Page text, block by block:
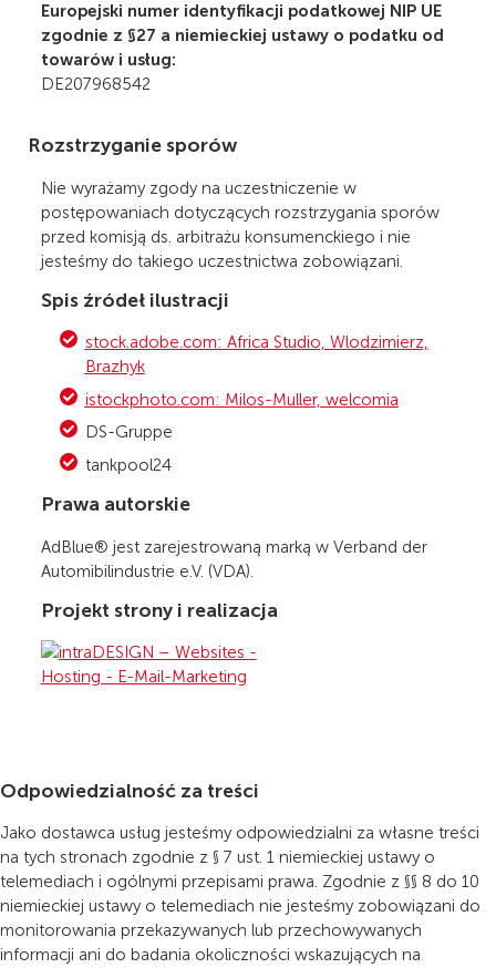
Europejski numer identyfikacji podatkowej NIP UE
zgodnie z §27 a niemieckiej ustawy o podatku od
towarów i usług:
DE207968542
Rozstrzyganie sporów
Nie wyrażamy zgody na uczestniczenie w
postępowaniach dotyczących rozstrzygania sporów
przed komisją ds. arbitrażu konsumenckiego i nie
jesteśmy do takiego uczestnictwa zobowiązani.
Spis źródeł ilustracji
stock.adobe.com: Africa Studio, Wlodzimierz,
Brazhyk
istockphoto.com: Milos-Muller, welcomia
DS-Gruppe
tankpool24
Prawa autorskie
AdBlue® jest zarejestrowaną marką w Verband der
Automibilindustrie e.V. (VDA).
Projekt strony i realizacja
Odpowiedzialność za treści
Jako dostawca usług jesteśmy odpowiedzialni za własne treści
na tych stronach zgodnie z § 7 ust. 1 niemieckiej ustawy o
telemediach i ogólnymi przepisami prawa. Zgodnie z §§ 8 do 10
niemieckiej ustawy o telemediach nie jesteśmy zobowiązani do
monitorowania przekazywanych lub przechowywanych
informacji ani do badania okoliczności wskazujących na